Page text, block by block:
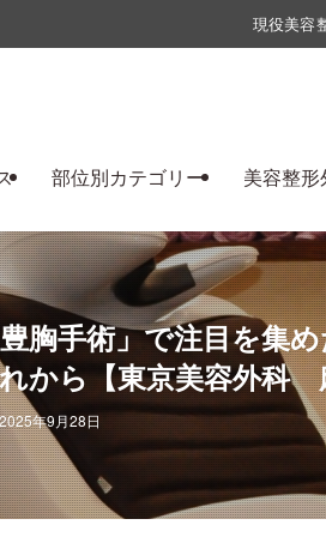
現役美容
部位別カテゴリー 美容整形
胸手術」で注目を集
から【東京美容外科
年9月28日